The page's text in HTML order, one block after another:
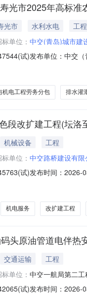
光市2025年高标
光市 水利水电
工程
单位： 中交(青岛)城市建
试)发布单位：中交
招标条件本……山东省潍
机电工程劳务分包 排水灌
段改扩建工程(坛
机械设备
工程
单位： 中交路桥建设有限
试)发布时间：
试)）1.招标条件本招
机电服务 改扩建工程
头原油管道电伴热
交通运输
工程
单位： 中交一航局第二
试)发布时间：